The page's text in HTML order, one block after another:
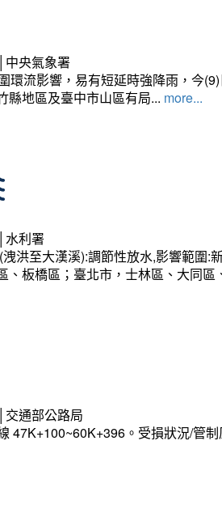
中央氣象署
環流影響，易有短延時強降雨，今
縣地區及臺中市山區有局... more...
水利署
洪至大漢溪):調節性放水,影響範圍
、板橋區；臺北市，士林區、大同
交通部公路局
47K+100~60K+396。受損狀況/管